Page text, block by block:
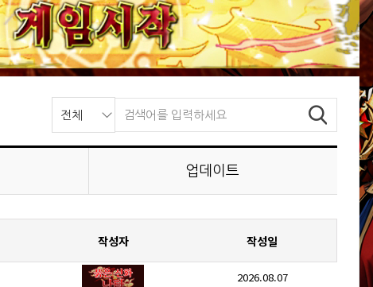
업데이트
작성자 작성일
2026.08.07